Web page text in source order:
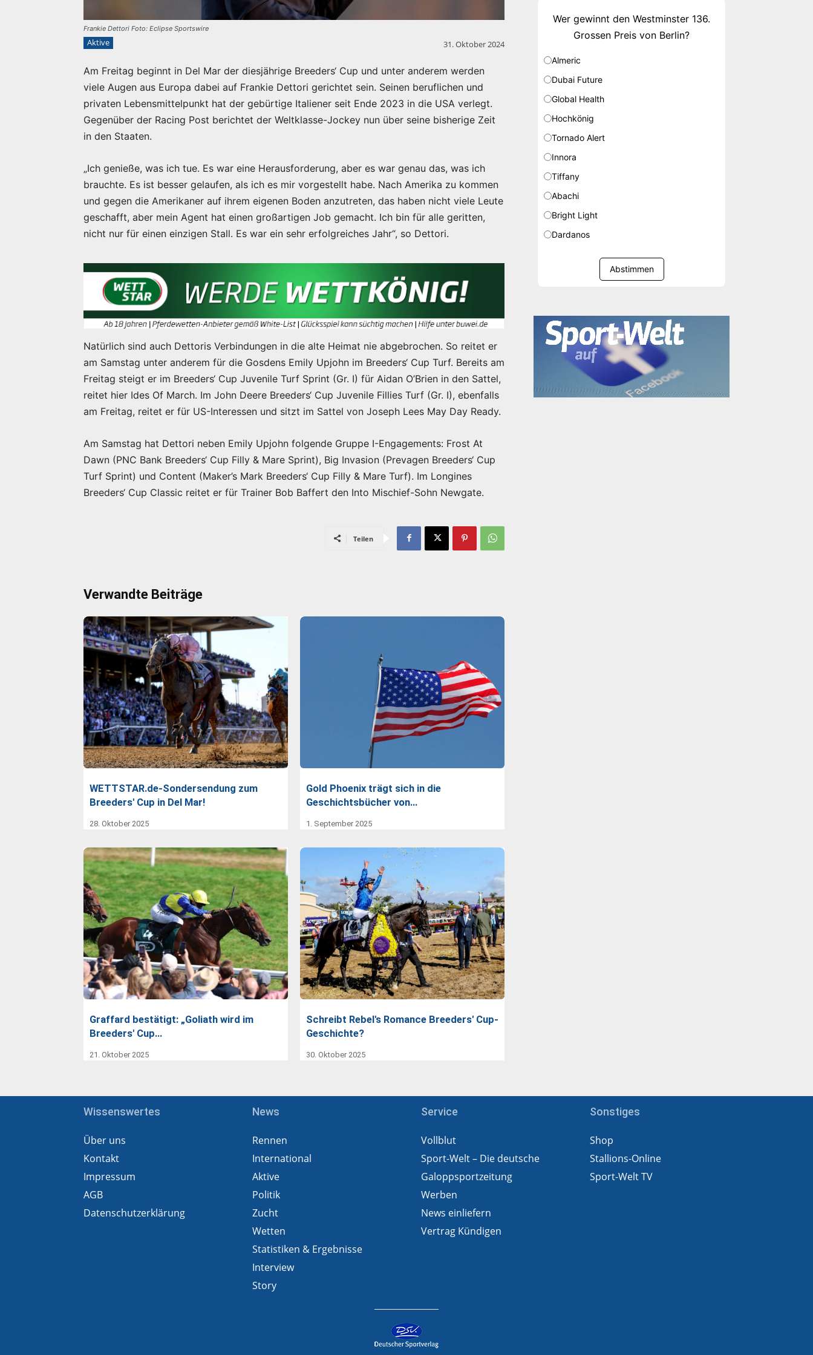
Frankie Dettori Foto: Eclipse Sportswire
Aktive 31. Oktober 2024
Am Freitag beginnt in Del Mar der diesjährige Breeders‘ Cup und unter anderem werden
viele Augen aus Europa dabei auf Frankie Dettori gerichtet sein. Seinen beruflichen und
privaten Lebensmittelpunkt hat der gebürtige Italiener seit Ende 2023 in die USA verlegt.
Gegenüber der Racing Post berichtet der Weltklasse-Jockey nun über seine bisherige Zeit
in den Staaten.
„Ich genieße, was ich tue. Es war eine Herausforderung, aber es war genau das, was ich
brauchte. Es ist besser gelaufen, als ich es mir vorgestellt habe. Nach Amerika zu kommen
und gegen die Amerikaner auf ihrem eigenen Boden anzutreten, das haben nicht viele Leute
geschafft, aber mein Agent hat einen großartigen Job gemacht. Ich bin für alle geritten,
nicht nur für einen einzigen Stall. Es war ein sehr erfolgreiches Jahr“, so Dettori.
Natürlich sind auch Dettoris Verbindungen in die alte Heimat nie abgebrochen. So reitet er
am Samstag unter anderem für die Gosdens Emily Upjohn im Breeders‘ Cup Turf. Bereits am
Freitag steigt er im Breeders‘ Cup Juvenile Turf Sprint (Gr. I) für Aidan O’Brien in den Sattel,
reitet hier Ides Of March. Im John Deere Breeders‘ Cup Juvenile Fillies Turf (Gr. I), ebenfalls
am Freitag, reitet er für US-Interessen und sitzt im Sattel von Joseph Lees May Day Ready.
Am Samstag hat Dettori neben Emily Upjohn folgende Gruppe I-Engagements: Frost At
Dawn (PNC Bank Breeders‘ Cup Filly & Mare Sprint), Big Invasion (Prevagen Breeders‘ Cup
Turf Sprint) und Content (Maker’s Mark Breeders‘ Cup Filly & Mare Turf). Im Longines
Breeders‘ Cup Classic reitet er für Trainer Bob Baffert den Into Mischief-Sohn Newgate.
Teilen
Verwandte Beiträge
WETTSTAR.de-Sondersendung zum
Breeders' Cup in Del Mar!
28. Oktober 2025
Gold Phoenix trägt sich in die
Geschichtsbücher von…
1. September 2025
Graffard bestätigt: „Goliath wird im
Breeders' Cup…
21. Oktober 2025
Schreibt Rebel's Romance Breeders' Cup-
Geschichte?
30. Oktober 2025
Wer gewinnt den Westminster 136.
Grossen Preis von Berlin?
Almeric
Dubai Future
Global Health
Hochkönig
Tornado Alert
Innora
Tiffany
Abachi
Bright Light
Dardanos
Abstimmen
Wissenswertes
Über uns
Kontakt
Impressum
AGB
Datenschutzerklärung
News
Rennen
International
Aktive
Politik
Zucht
Wetten
Statistiken & Ergebnisse
Interview
Story
Service
Vollblut
Sport-Welt – Die deutsche
Galoppsportzeitung
Werben
News einliefern
Vertrag Kündigen
Sonstiges
Shop
Stallions-Online
Sport-Welt TV